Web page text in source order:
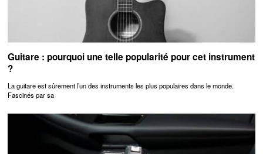
Guitare : pourquoi une telle popularité pour cet instrument
?
La guitare est sûrement l’un des instruments les plus populaires dans le monde.
Fascinés par sa